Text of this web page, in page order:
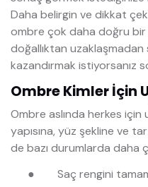
Daha belirgin ve dikkat
ombre çok daha doğru
doğallıktan uzaklaşmadan
kazandırmak istiyorsanız
Ombre Kimler İçin
Ombre aslında herkes için
yapısına, yüz şekline ve
de bazı durumlarda daha
●
Saç rengini